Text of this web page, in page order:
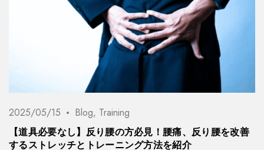
2025/05/15 Blog, Training
【道具必要なし】反り腰の方必見！腰痛、反り腰を改善
するストレッチとトレーニング方法を紹介